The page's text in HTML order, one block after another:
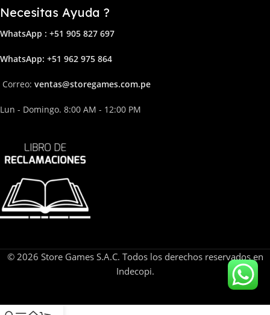
Necesitas Ayuda ?
WhatsApp : +51 905 827 697
WhatsApp: +51 962 975 864
Correo: ventas@storegames.com.pe
Lun - Domingo. 8:00 AM - 12:00 PM
© 2026 Store Games S.A.C. Todos los derechos reservados en
Indecopi.